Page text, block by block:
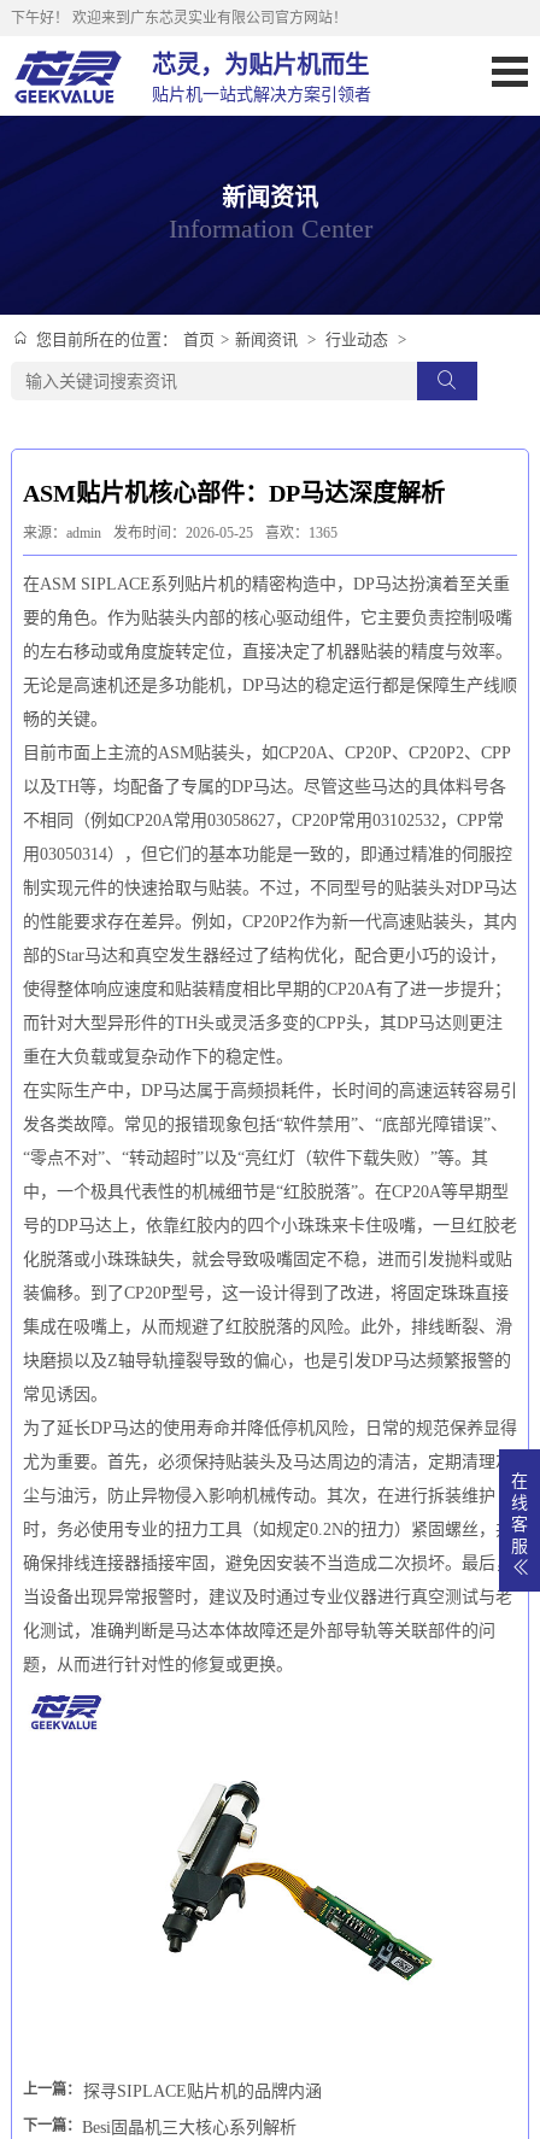
下午好！ 欢迎来到广东芯灵实业有限公司官方网站！
芯灵，为贴片机而生
贴片机一站式解决方案引领者
新闻资讯
Information Center
您目前所在的位置： 首页 > 新闻资讯 > 行业动态 >
ASM贴片机核心部件：DP马达深度解析
来源：admin 发布时间：2026-05-25 喜欢：1365
在ASM SIPLACE系列贴片机的精密构造中，DP马达扮演着至关重
要的角色。作为贴装头内部的核心驱动组件，它主要负责控制吸嘴
的左右移动或角度旋转定位，直接决定了机器贴装的精度与效率。
无论是高速机还是多功能机，DP马达的稳定运行都是保障生产线顺
畅的关键。
目前市面上主流的ASM贴装头，如CP20A、CP20P、CP20P2、CPP
以及TH等，均配备了专属的DP马达。尽管这些马达的具体料号各
不相同（例如CP20A常用03058627，CP20P常用03102532，CPP常
用03050314），但它们的基本功能是一致的，即通过精准的伺服控
制实现元件的快速拾取与贴装。不过，不同型号的贴装头对DP马达
的性能要求存在差异。例如，CP20P2作为新一代高速贴装头，其内
部的Star马达和真空发生器经过了结构优化，配合更小巧的设计，
使得整体响应速度和贴装精度相比早期的CP20A有了进一步提升；
而针对大型异形件的TH头或灵活多变的CPP头，其DP马达则更注
重在大负载或复杂动作下的稳定性。
在实际生产中，DP马达属于高频损耗件，长时间的高速运转容易引
发各类故障。常见的报错现象包括“软件禁用”、“底部光障错误”、
“零点不对”、“转动超时”以及“亮红灯（软件下载失败）”等。其
中，一个极具代表性的机械细节是“红胶脱落”。在CP20A等早期型
号的DP马达上，依靠红胶内的四个小珠珠来卡住吸嘴，一旦红胶老
化脱落或小珠珠缺失，就会导致吸嘴固定不稳，进而引发抛料或贴
装偏移。到了CP20P型号，这一设计得到了改进，将固定珠珠直接
集成在吸嘴上，从而规避了红胶脱落的风险。此外，排线断裂、滑
块磨损以及Z轴导轨撞裂导致的偏心，也是引发DP马达频繁报警的
常见诱因。
为了延长DP马达的使用寿命并降低停机风险，日常的规范保养显得
尤为重要。首先，必须保持贴装头及马达周边的清洁，定期清理灰
尘与油污，防止异物侵入影响机械传动。其次，在进行拆装维护
时，务必使用专业的扭力工具（如规定0.2N的扭力）紧固螺丝，并
确保排线连接器插接牢固，避免因安装不当造成二次损坏。最后，
当设备出现异常报警时，建议及时通过专业仪器进行真空测试与老
化测试，准确判断是马达本体故障还是外部导轨等关联部件的问
题，从而进行针对性的修复或更换。
上一篇： 探寻SIPLACE贴片机的品牌内涵
下一篇： Besi固晶机三大核心系列解析
在
线
客
服